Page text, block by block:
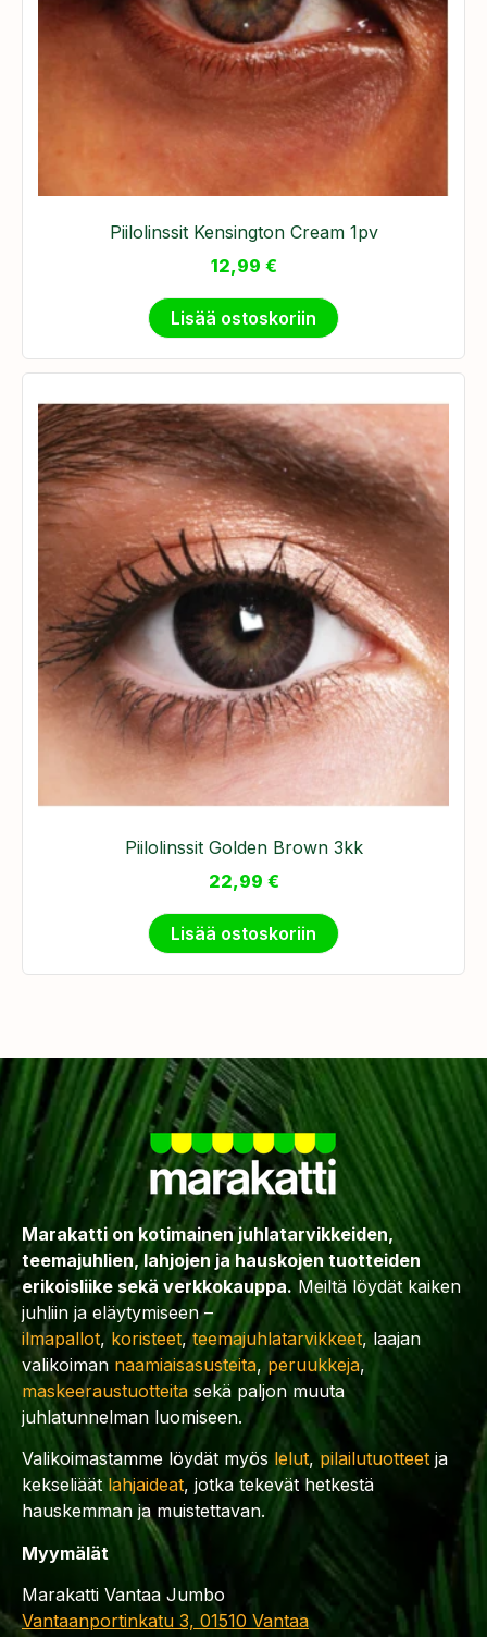
Piilolinssit Kensington Cream 1pv
12,99 €
Lisää ostoskoriin
Piilolinssit Golden Brown 3kk
22,99 €
Lisää ostoskoriin
Marakatti on kotimainen juhlatarvikkeiden,
teemajuhlien, lahjojen ja hauskojen tuotteiden
erikoisliike sekä verkkokauppa. Meiltä löydät kaiken
juhliin ja eläytymiseen –
ilmapallot, koristeet,teemajuhlatarvikkeet, laajan
valikoiman naamiaisasusteita, peruukkeja,
maskeeraustuotteita sekä paljon muuta
juhlatunnelman luomiseen.
Valikoimastamme löydät myös lelut,pilailutuotteet ja
kekseliäät lahjaideat, jotka tekevät hetkestä
hauskemman ja muistettavan.
Myymälät
Marakatti Vantaa Jumbo
Vantaanportinkatu 3, 01510 Vantaa